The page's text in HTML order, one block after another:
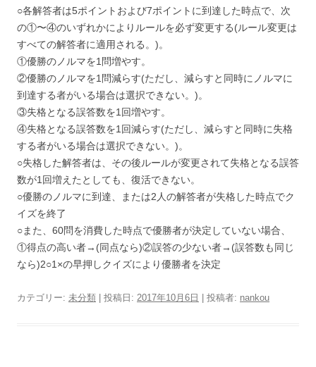
○各解答者は5ポイントおよび7ポイントに到達した時点で、次
の①〜④のいずれかによりルールを必ず変更する(ルール変更は
すべての解答者に適用される。)。
①優勝のノルマを1問増やす。
②優勝のノルマを1問減らす(ただし、減らすと同時にノルマに
到達する者がいる場合は選択できない。)。
③失格となる誤答数を1回増やす。
④失格となる誤答数を1回減らす(ただし、減らすと同時に失格
する者がいる場合は選択できない。)。
○失格した解答者は、その後ルールが変更されて失格となる誤答
数が1回増えたとしても、復活できない。
○優勝のノルマに到達、または2⼈の解答者が失格した時点でク
イズを終了
○また、60問を消費した時点で優勝者が決定していない場合、
①得点の高い者→(同点なら)②誤答の少ない者→(誤答数も同じ
なら)2○1×の早押しクイズにより優勝者を決定
カテゴリー: 未分類 | 投稿日: 2017年10月6日 投稿者: nankou